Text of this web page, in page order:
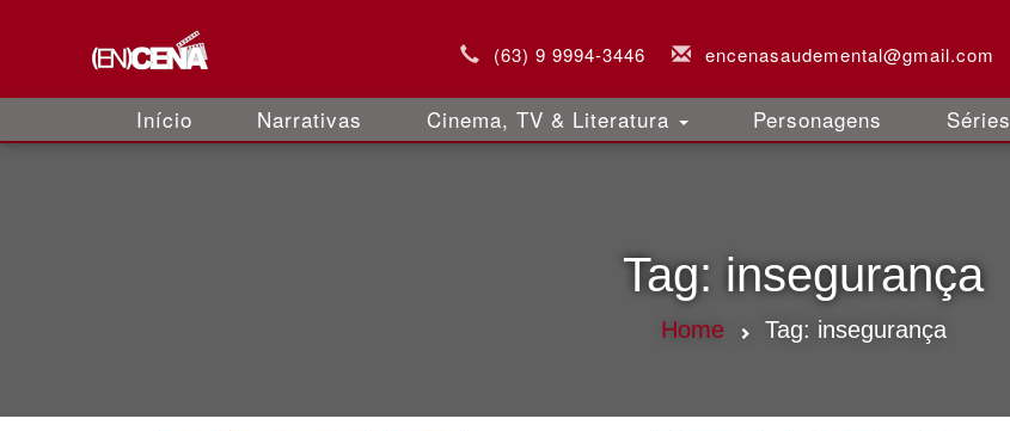
(63) 9 9994-3446 encenasaudemental@gmail.com
Início Narrativas Cinema, TV & Literatura Personagens Séries
Tag: insegurança
Home Tag: insegurança